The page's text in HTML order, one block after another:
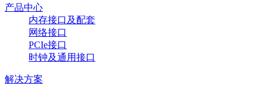
产品中心
内存接口及配套
网络接口
PCIe接口
时钟及通用接口
解决方案